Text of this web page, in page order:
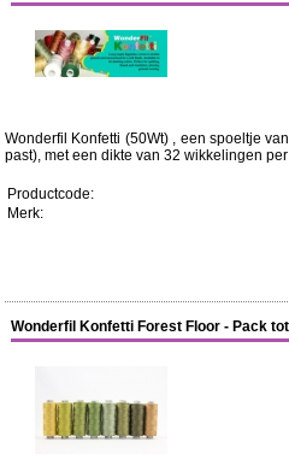
Wonderfil Konfetti (50Wt) , een spoeltje
past), met een dikte van 32 wikkelingen
Productcode:
Merk:
Wonderfil Konfetti Forest Floor - Pack